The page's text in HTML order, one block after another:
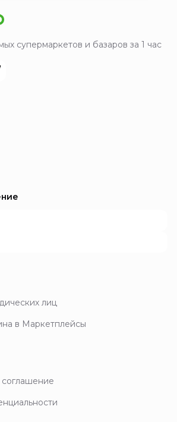
супермаркетов и базаров за 1 час
лиц
в Маркетплейсы
соглашение